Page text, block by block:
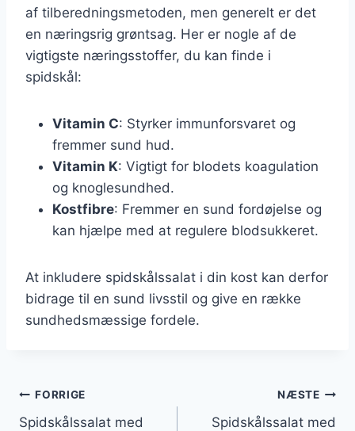
af tilberedningsmetoden, men generelt er det
en næringsrig grøntsag. Her er nogle af de
vigtigste næringsstoffer, du kan finde i
spidskål:
Vitamin C: Styrker immunforsvaret og
fremmer sund hud.
Vitamin K: Vigtigt for blodets koagulation
og knoglesundhed.
Kostfibre: Fremmer en sund fordøjelse og
kan hjælpe med at regulere blodsukkeret.
At inkludere spidskålssalat i din kost kan derfor
bidrage til en sund livsstil og give en række
sundhedsmæssige fordele.
Indlægsnavigation
FORRIGE
Spidskålssalat med
NÆSTE
Spidskålssalat med